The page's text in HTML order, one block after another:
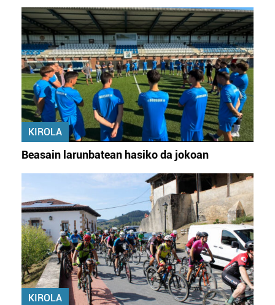
KIROLA
Beasain larunbatean hasiko da jokoan
KIROLA